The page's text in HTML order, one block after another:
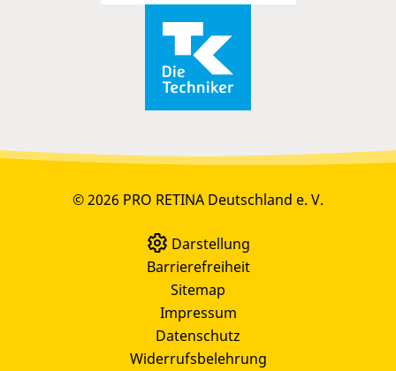
© 2026 PRO RETINA Deutschland e. V.
Darstellung
Barrierefreiheit
Sitemap
Impressum
Datenschutz
Widerrufsbelehrung